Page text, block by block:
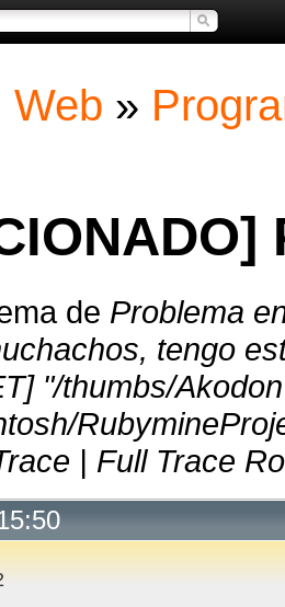
Web »
de Problema
tengo
"/thumbs/
| Full Trace